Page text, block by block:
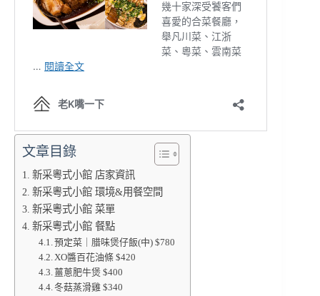
文章目錄
新采粵式小館 店家資訊
新采粵式小館 環境&用餐空間
新采粵式小館 菜單
新采粵式小館 餐點
預定菜｜腊味煲仔飯(中) $780
XO醬百花油條 $420
薑蔥肥牛煲 $400
冬菇蒸滑雞 $340